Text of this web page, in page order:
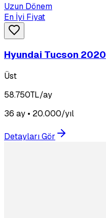
Uzun Dönem
En İyi Fiyat
Hyundai Tucson 2020
Üst
58.750TL/ay
36 ay • 20.000/yıl
Detayları Gör